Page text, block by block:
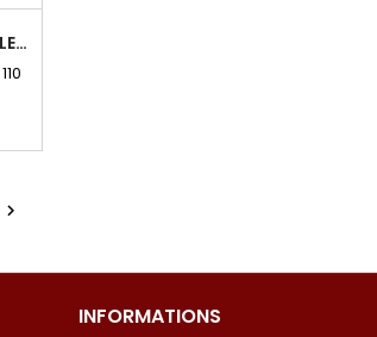
MÉDAILLE MIRACULEUSE DE VIERGE DE LA RUE DU BAC
110

INFORMATIONS